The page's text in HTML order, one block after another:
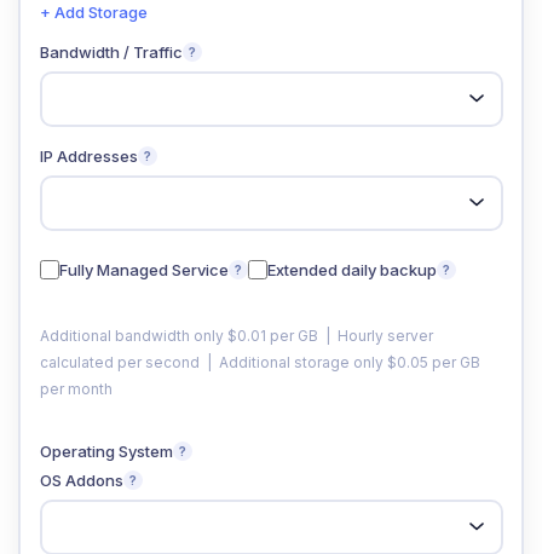
+ Add Storage
Bandwidth / Traffic ?
IP Addresses ?
Fully Managed Service ? Extended daily backup ?
Additional bandwidth only $0.01 per GB | Hourly server
calculated per second | Additional storage only $0.05 per GB
per month
Operating System ?
OS Addons ?